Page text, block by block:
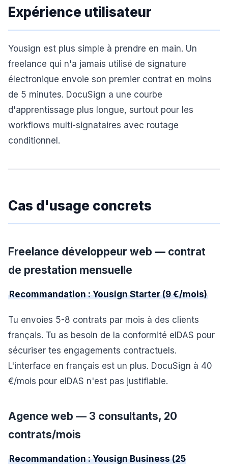
Expérience utilisateur
Yousign est plus simple à prendre en main. Un
freelance qui n'a jamais utilisé de signature
électronique envoie son premier contrat en moins
de 5 minutes. DocuSign a une courbe
d'apprentissage plus longue, surtout pour les
workflows multi-signataires avec routage
conditionnel.
Cas d'usage concrets
Freelance développeur web — contrat
de prestation mensuelle
Recommandation : Yousign Starter (9 €/mois)
Tu envoies 5-8 contrats par mois à des clients
français. Tu as besoin de la conformité eIDAS pour
sécuriser tes engagements contractuels.
L'interface en français est un plus. DocuSign à 40
€/mois pour eIDAS n'est pas justifiable.
Agence web — 3 consultants, 20
contrats/mois
Recommandation : Yousign Business (25